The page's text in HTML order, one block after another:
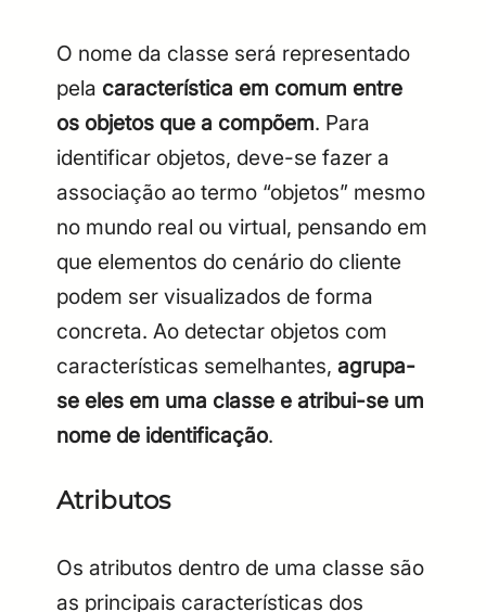
O nome da classe será representado
pela característica em comum entre
os objetos que a compõem. Para
identificar objetos, deve-se fazer a
associação ao termo “objetos” mesmo
no mundo real ou virtual, pensando em
que elementos do cenário do cliente
podem ser visualizados de forma
concreta. Ao detectar objetos com
características semelhantes, agrupa-
se eles em uma classe e atribui-se um
nome de identificação.
Atributos
Os atributos dentro de uma classe são
as principais características dos